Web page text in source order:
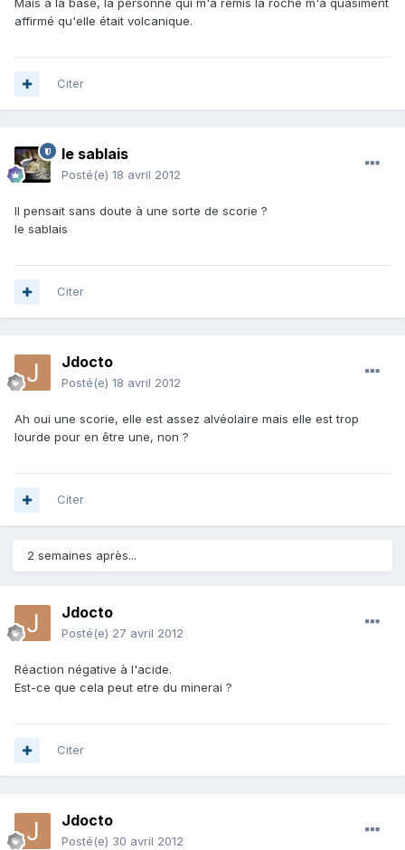
Mais à la base, la personne qui m'a remis la roche m'a quasiment
affirmé qu'elle était volcanique.
Citer
le sablais
Posté(e) 18 avril 2012
Il pensait sans doute à une sorte de scorie ?
le sablais
Citer
Jdocto
Posté(e) 18 avril 2012
Ah oui une scorie, elle est assez alvéolaire mais elle est trop
lourde pour en être une, non ?
Citer
2 semaines après...
Jdocto
Posté(e) 27 avril 2012
Réaction négative à l'acide.
Est-ce que cela peut etre du minerai ?
Citer
Jdocto
Posté(e) 30 avril 2012